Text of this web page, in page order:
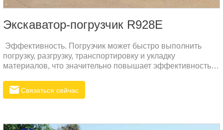
Экскаватор-погрузчик R928E
Эффективность. Погрузчик может быстро выполнить
погрузку, разгрузку, транспортировку и укладку
материалов, что значительно повышает эффективность
характеристики обеспечивают эффективную работу в
различных условиях работы.2. Универсальность:
грейферы и т. д., которые можно быстро заменить в
Связаться сейчас